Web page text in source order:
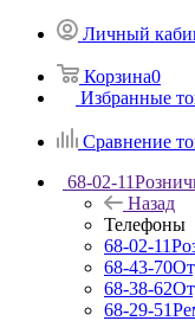
Личный
Корзина0
Избранные
Сравнение
68-02-11
Назад
Телефоны
68-02-11
68-43-70
68-38-62
68-29-51